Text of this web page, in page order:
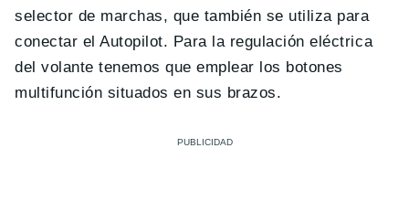
selector de marchas, que también se utiliza para
conectar el Autopilot. Para la regulación eléctrica
del volante tenemos que emplear los botones
multifunción situados en sus brazos.